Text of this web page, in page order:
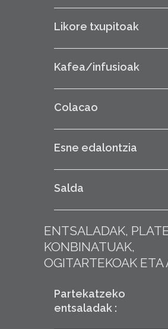
Likore txupitoak
Kafea/infusioak
Colacao
Esne edalontzia
Salda
ENTSALADAK,
KONBINATUAK,
OGITARTEKOAK ETA
Partekatzeko
entsaladak :